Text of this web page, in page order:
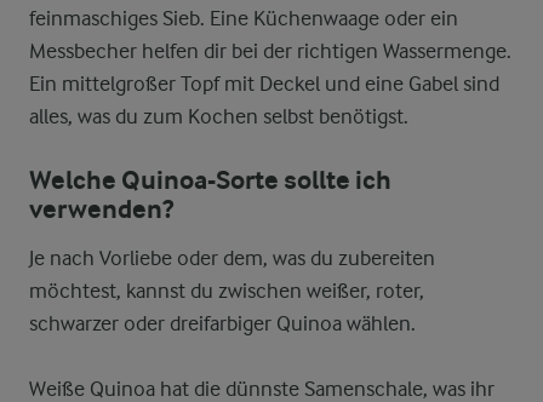
feinmaschiges Sieb. Eine Küchenwaage oder ein
Messbecher helfen dir bei der richtigen Wassermenge.
Ein mittelgroßer Topf mit Deckel und eine Gabel sind
alles, was du zum Kochen selbst benötigst.
Welche Quinoa-Sorte sollte ich
verwenden?
Je nach Vorliebe oder dem, was du zubereiten
möchtest, kannst du zwischen weißer, roter,
schwarzer oder dreifarbiger Quinoa wählen.
Weiße Quinoa hat die dünnste Samenschale, was ihr